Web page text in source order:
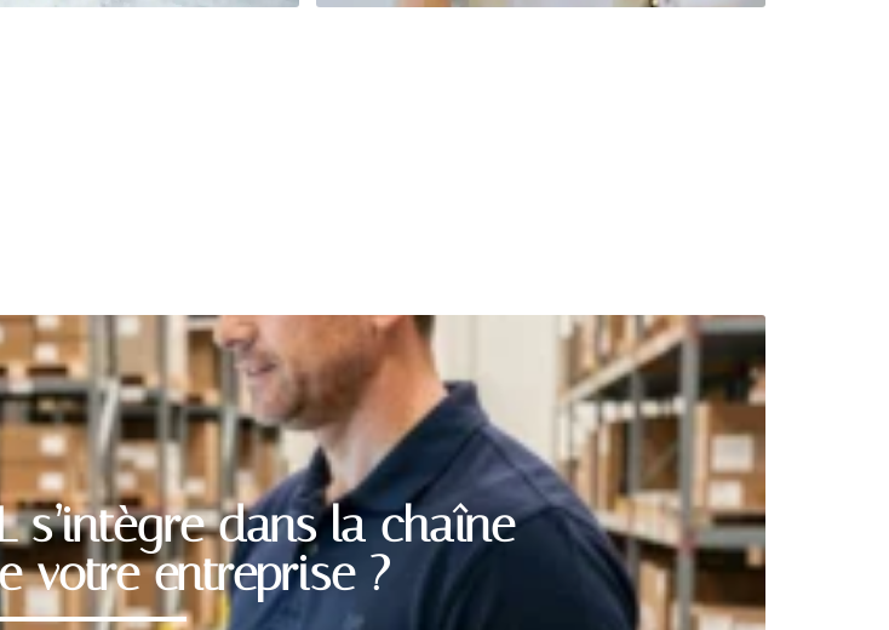
s’intègre dans la chaîne
votre entreprise ?